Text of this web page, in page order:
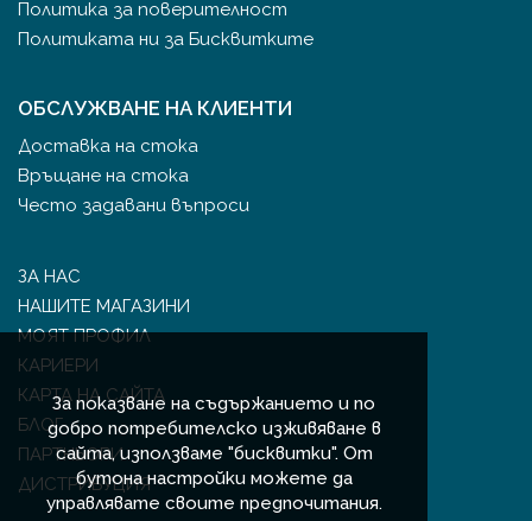
За показване на съдържанието и по
добро потребителско изживяване в
сайта, използваме "бисквитки". От
бутона настройки можете да
управлявате своите предпочитания.
Политика за поверителност
Политиката ни за Бисквитките
ОБСЛУЖВАНЕ НА КЛИЕНТИ
Доставка на стока
Връщане на стока
Често задавани въпроси
ЗА НАС
НАШИТЕ МАГАЗИНИ
МОЯТ ПРОФИЛ
КАРИЕРИ
КАРТА НА САЙТА
БЛОГ
ПАРТНЬОРИ
ДИСТРИБУЦИЯ